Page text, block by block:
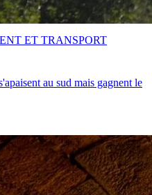
au sud mais gagnent le
ET TRANSPORT